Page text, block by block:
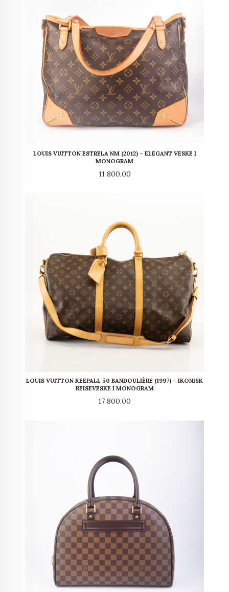
LOUIS VUITTON ESTRELA NM (2012) – ELEGANT VESKE I
MONOGRAM
Pris
11 800,00
LOUIS VUITTON KEEPALL 50 BANDOULIÈRE (1997) – IKONISK
REISEVESKE I MONOGRAM
Pris
17 800,00